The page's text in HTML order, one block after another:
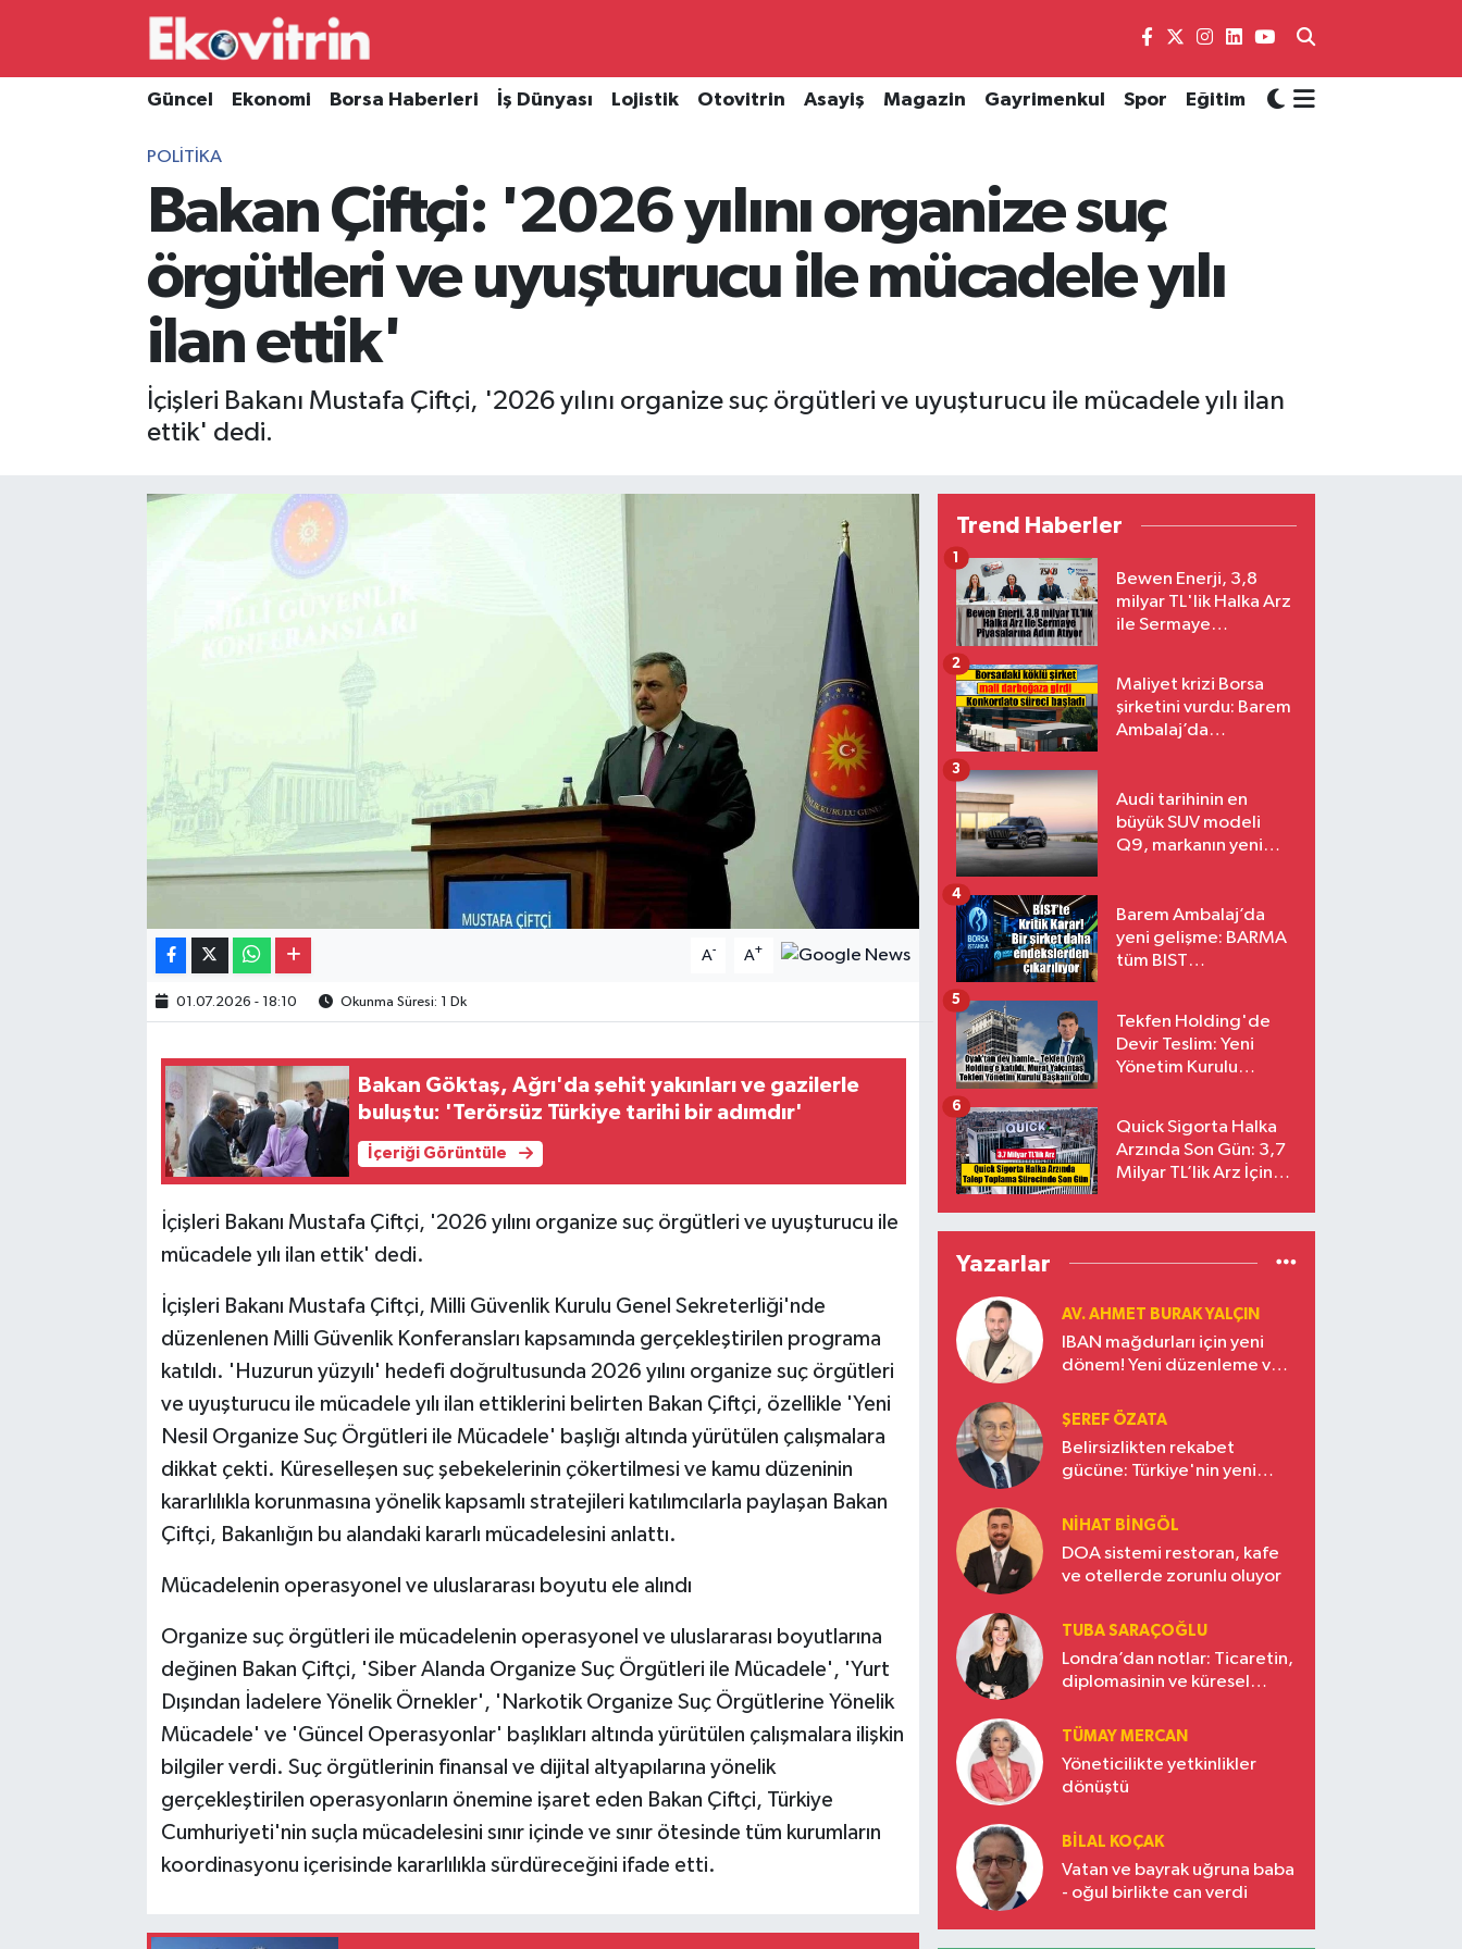
Güncel Ekonomi Borsa Haberleri İş Dünyası Lojistik Otovitrin Asayiş Magazin Gayrimenkul Spor Eğitim
POLITIKA
Bakan Çiftçi: '2026 yılını organize suç
örgütleri ve uyuşturucu ile mücadele yılı
ilan ettik'
İçişleri Bakanı Mustafa Çiftçi, '2026 yılını organize suç örgütleri ve uyuşturucu ile mücadele yılı ilan
ettik' dedi.
A- A+
01.07.2026 - 18:10 Okunma Süresi: 1 Dk
Bakan Göktaş, Ağrı'da şehit yakınları ve gazilerle
buluştu: 'Terörsüz Türkiye tarihi bir adımdır'
İçeriği Görüntüle
İçişleri Bakanı Mustafa Çiftçi, '2026 yılını organize suç örgütleri ve uyuşturucu ile
mücadele yılı ilan ettik' dedi.
İçişleri Bakanı Mustafa Çiftçi, Milli Güvenlik Kurulu Genel Sekreterliği'nde
düzenlenen Milli Güvenlik Konferansları kapsamında gerçekleştirilen programa
katıldı. 'Huzurun yüzyılı' hedefi doğrultusunda 2026 yılını organize suç örgütleri
ve uyuşturucu ile mücadele yılı ilan ettiklerini belirten Bakan Çiftçi, özellikle 'Yeni
Nesil Organize Suç Örgütleri ile Mücadele' başlığı altında yürütülen çalışmalara
dikkat çekti. Küreselleşen suç şebekelerinin çökertilmesi ve kamu düzeninin
kararlılıkla korunmasına yönelik kapsamlı stratejileri katılımcılarla paylaşan Bakan
Çiftçi, Bakanlığın bu alandaki kararlı mücadelesini anlattı.
Mücadelenin operasyonel ve uluslararası boyutu ele alındı
Organize suç örgütleri ile mücadelenin operasyonel ve uluslararası boyutlarına
değinen Bakan Çiftçi, 'Siber Alanda Organize Suç Örgütleri ile Mücadele', 'Yurt
Dışından İadelere Yönelik Örnekler', 'Narkotik Organize Suç Örgütlerine Yönelik
Mücadele' ve 'Güncel Operasyonlar' başlıkları altında yürütülen çalışmalara ilişkin
bilgiler verdi. Suç örgütlerinin finansal ve dijital altyapılarına yönelik
gerçekleştirilen operasyonların önemine işaret eden Bakan Çiftçi, Türkiye
Cumhuriyeti'nin suçla mücadelesini sınır içinde ve sınır ötesinde tüm kurumların
koordinasyonu içerisinde kararlılıkla sürdüreceğini ifade etti.
Trend Haberler
Bewen Enerji, 3,8
milyar TL'lik Halka Arz
ile Sermaye
1
Maliyet krizi Borsa
şirketini vurdu: Barem
Ambalaj’da
2
Audi tarihinin en
büyük SUV modeli
Q9, markanın yeni
3
Barem Ambalaj’da
yeni gelişme: BARMA
tüm BIST
4
Tekfen Holding'de
Devir Teslim: Yeni
Yönetim Kurulu
5
Quick Sigorta Halka
Arzında Son Gün: 3,7
Milyar TL’lik Arz İçin
Eriyor
6
Yazarlar
AV. AHMET BURAK YALÇIN
IBAN mağdurları için yeni
dönem! Yeni düzenleme ve
ŞEREF ÖZATA
Belirsizlikten rekabet
gücüne: Türkiye'nin yeni
NIHAT BINGÖL
DOA sistemi restoran, kafe
ve otellerde zorunlu oluyor
TUBA SARAÇOĞLU
Londra’dan notlar: Ticaretin,
diplomasinin ve küresel
Türkiye’nin yükselen gücü
TÜMAY MERCAN
Yöneticilikte yetkinlikler
dönüştü
BILAL KOÇAK
Vatan ve bayrak uğruna baba
- oğul birlikte can verdi
Güncel
Borsa Haberleri
Hava Durumu
Süper Lig Puan Durumu ve Fikstür
Tüm Manşetler
Son Dakika Haberleri
Haber Arşivi